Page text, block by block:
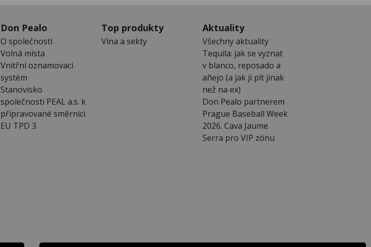
Don Pealo
O společnosti
Volná místa
Vnitřní oznamovací
systém
Stanovisko
společnosti PEAL a.s. k
připravované směrnici
EU TPD 3
Top produkty
Vína a sekty
Aktuality
Všechny aktuality
Tequila: jak se vyznat
v blanco, reposado a
añejo (a jak ji pít jinak
než na ex)
Don Pealo partnerem
Prague Baseball Week
2026. Cava Jaume
Serra pro VIP zónu